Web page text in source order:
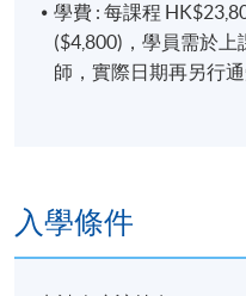
學費 : 每課程
($4,800)，學員需於
師，實際日期再另行
入學條件